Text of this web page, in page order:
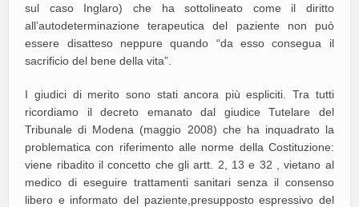
sul caso Inglaro) che ha sottolineato come il diritto
all’autodeterminazione terapeutica del paziente non può
essere disatteso neppure quando “da esso consegua il
sacrificio del bene della vita”.
I giudici di merito sono stati ancora più espliciti. Tra tutti
ricordiamo il decreto emanato dal giudice Tutelare del
Tribunale di Modena (maggio 2008) che ha inquadrato la
problematica con riferimento alle norme della Costituzione:
viene ribadito il concetto che gli artt. 2, 13 e 32 , vietano al
medico di eseguire trattamenti sanitari senza il consenso
libero e informato del paziente,presupposto espressivo del